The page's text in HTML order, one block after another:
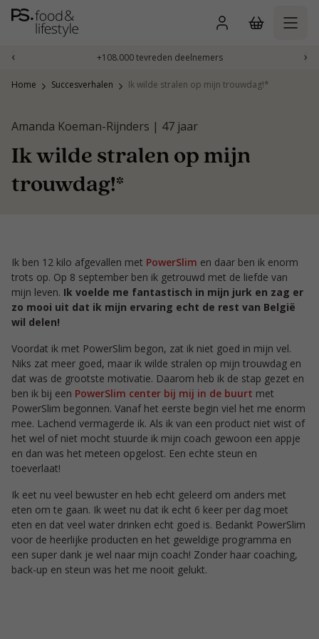
Naar
inhoud
‹ +108.000 tevreden deelnemers ›
Home Succesverhalen Ik wilde stralen op mijn trouwdag!*
Amanda Koeman-Rijnders | 47 jaar
Ik wilde stralen op mijn
trouwdag!*
Ik ben 12 kilo afgevallen met PowerSlim en daar ben ik enorm
trots op. Op 8 september ben ik getrouwd met de liefde van
mijn leven. Ik voelde me fantastisch in mijn jurk en zag er
zo mooi uit dat ik mijn ervaring echt de rest van België
wil delen!
Voordat ik met PowerSlim begon, zat ik niet goed in mijn vel.
Niks zat meer goed, maar ik wilde stralen op mijn trouwdag en
dat was de grootste motivatie. Daarom heb ik de stap gezet en
ben ik bij een PowerSlim center bij mij in de buurt met
PowerSlim begonnen. Vanaf het eerste begin viel het me enorm
mee. Lachend vermagerde ik. Als ik van een product niet wist of
het wel of niet mocht stuurde ik mijn coach gewoon een appje
en dan was het meteen opgelost. Een echte steun en
toeverlaat!
Ik eet nu veel bewuster en heb echt geleerd om anders met
eten om te gaan. Ik weet nu dat ik echt 6 keer per dag moet
eten en dat veel water drinken echt goed is. Bedankt PowerSlim
voor de heerlijke producten en het geweldige programma en
een super dank je wel naar mijn coach! Zonder haar coaching,
back-up en steun was het me nooit gelukt.